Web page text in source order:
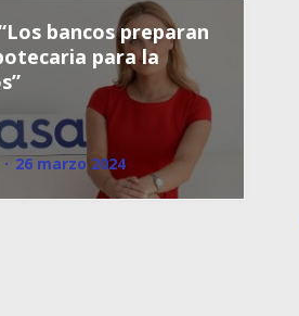
bancos preparan
para la
· 26 marzo 2024